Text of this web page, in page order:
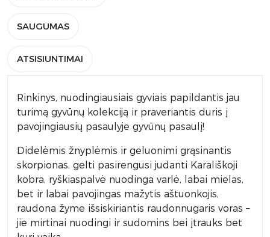
SAUGUMAS
ATSISIUNTIMAI
Rinkinys, nuodingiausiais gyviais papildantis jau
turimą gyvūnų kolekciją ir praveriantis duris į
pavojingiausių pasaulyje gyvūnų pasaulį!
Didelėmis žnyplėmis ir geluonimi grąsinantis
skorpionas, gelti pasirengusi judanti Karališkoji
kobra, ryškiaspalvė nuodinga varlė, labai mielas,
bet ir labai pavojingas mažytis aštuonkojis,
raudona žyme išsiskiriantis raudonnugaris voras –
jie mirtinai nuodingi ir sudomins bei įtrauks bet